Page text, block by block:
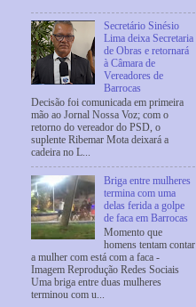
Secretário Sinésio
Lima deixa Secretaria
de Obras e retornará
à Câmara de
Vereadores de
Barrocas
Decisão foi comunicada em primeira
mão ao Jornal Nossa Voz; com o
retorno do vereador do PSD, o
suplente Ribemar Mota deixará a
cadeira no L...
Briga entre mulheres
termina com uma
delas ferida a golpe
de faca em Barrocas
Momento que
homens tentam contar
a mulher com está com a faca -
Imagem Reprodução Redes Sociais
Uma briga entre duas mulheres
terminou com u...